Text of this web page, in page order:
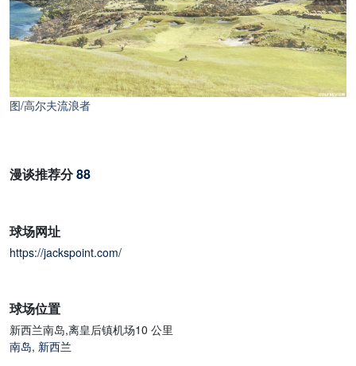
图/高尔夫流浪者
图/高尔夫流浪者
漫谈推荐分88
球场网址
https://jackspoint.com/
球场位置
新西兰南岛,离皇后镇机场10 公里
南岛, 新西兰